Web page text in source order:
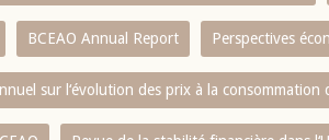
BCEAO Annual Report Perspectives
sur l‘évolution des prix à la consommation